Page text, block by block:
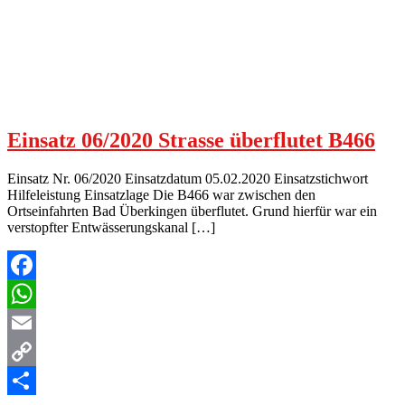
Einsatz 06/2020 Strasse überflutet B466
Einsatz Nr. 06/2020 Einsatzdatum 05.02.2020 Einsatzstichwort
Hilfeleistung Einsatzlage Die B466 war zwischen den
Ortseinfahrten Bad Überkingen überflutet. Grund hierfür war ein
verstopfter Entwässerungskanal […]
Facebook
WhatsApp
Email
Copy